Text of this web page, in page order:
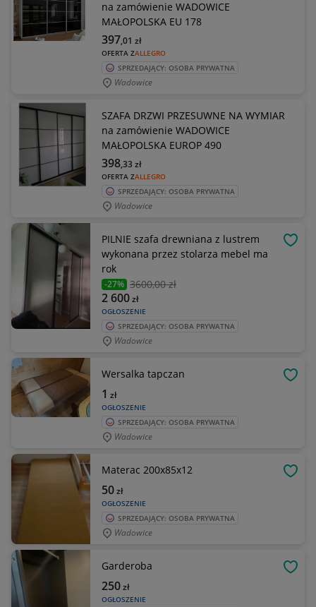
na zamówienie WADOWICE
MAŁOPOLSKA EU 178
OFERTA ZALLEGRO
397,01 zł
SPRZEDAJĄCY: OSOBA PRYWATNA
Wadowice
SZAFA DRZWI PRZESUWNE NA WYMIAR
na zamówienie WADOWICE
MAŁOPOLSKA EUROP 490
OFERTA ZALLEGRO
398,33zł
SPRZEDAJĄCY: OSOBA PRYWATNA
Wadowice
PILNIE szafa drewniana z lustrem
wykonana przez stolarza mebel ma
rok
-27% 3600,00 zł
OGŁOSZENIE
2 600zł
SPRZEDAJĄCY: OSOBA PRYWATNA
Wadowice
Wersalka tapczan
OGŁOSZENIE
1 zł
SPRZEDAJĄCY: OSOBA PRYWATNA
Wadowice
Materac 200x85x12
OGŁOSZENIE
50zł
SPRZEDAJĄCY: OSOBA PRYWATNA
Wadowice
Garderoba
OGŁOSZENIE
250zł